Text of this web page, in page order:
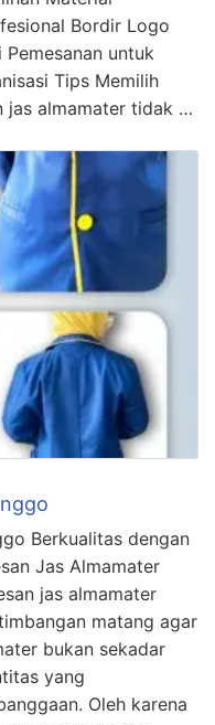
Bordir Logo
untuk
Tips Memilih
jas almamater tidak …
Berkualitas dengan
Jas Almamater
jas almamater
matang agar
bukan sekadar
yang
Oleh karena